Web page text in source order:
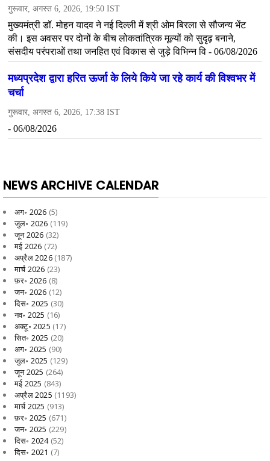
NEWS ARCHIVE CALENDAR
अग॰ 2026 (5)
जुल॰ 2026 (119)
जून 2026 (32)
मई 2026 (72)
अप्रैल 2026(187)
मार्च 2026 (23)
फ़र॰ 2026 (8)
जन॰ 2026 (12)
दिस॰ 2025 (30)
नव॰ 2025 (16)
अक्टू॰ 2025 (17)
सित॰ 2025 (20)
अग॰ 2025 (90)
जुल॰ 2025 (129)
जून 2025 (264)
मई 2025 (843)
अप्रैल 2025 (1193)
मार्च 2025 (913)
फ़र॰ 2025 (671)
जन॰ 2025 (229)
दिस॰ 2024(52)
दिस॰ 2021 (7)